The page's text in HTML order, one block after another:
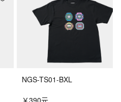
NGS-TS01-BXL